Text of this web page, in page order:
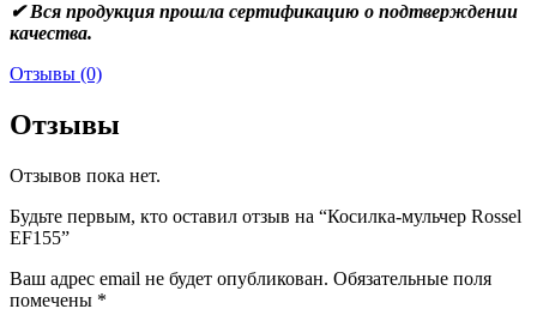
✔ Вся продукция прошла сертификацию о подтверждении
качества.
Отзывы (0)
Отзывы
Отзывов пока нет.
Будьте первым, кто оставил отзыв на “Косилка-мульчер Rossel
EF155”
Ваш адрес email не будет опубликован. Обязательные поля
помечены *